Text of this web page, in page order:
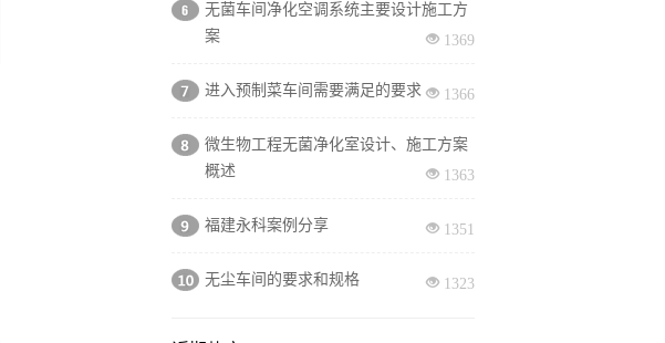
无菌车间净化空调系统主要设计施工方
案
1369
进入预制菜车间需要满足的要求 1366
微生物工程无菌净化室设计、施工方案
概述
1363
福建永科案例分享 1351
无尘车间的要求和规格 1323